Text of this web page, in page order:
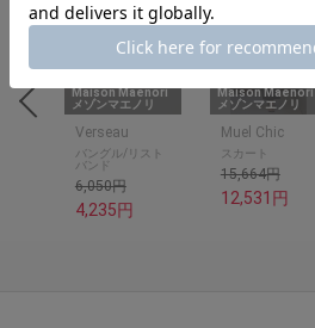
Maison Maenori
メゾンマエノリ
Verseau
バングル/リスト
バンド
6,050円
4,235円
Maison Maenori
メゾンマエノリ
Muel Chic
スカート
15,664円
12,531円